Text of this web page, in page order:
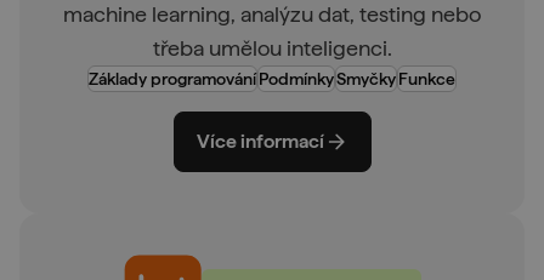
machine learning, analýzu dat, testing nebo
třeba umělou inteligenci.
Základy programováníPodmínkySmyčkyFunkce
Více informací